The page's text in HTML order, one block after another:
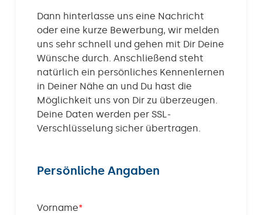
Dann hinterlasse uns eine Nachricht
oder eine kurze Bewerbung, wir melden
uns sehr schnell und gehen mit Dir Deine
Wünsche durch. Anschließend steht
natürlich ein persönliches Kennenlernen
in Deiner Nähe an und Du hast die
Möglichkeit uns von Dir zu überzeugen.
Deine Daten werden per SSL-
Verschlüsselung sicher übertragen.
Persönliche Angaben
Vorname*